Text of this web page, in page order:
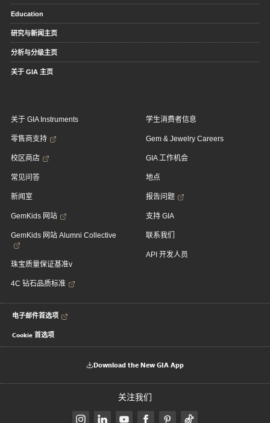
Education
研究与新闻主页
分析与分级主页
关于 GIA 主页
关于 GIA Instruments
零售商支持
校区商店
常见问答
新闻室
GemKids 网站
GemKids 网站 Alumni Collective
珠宝质量保证基准v
4C 钻石品质标准
学生消费者信息
Gem & Jewelry Careers
GIA 工作机会
地点
报告问题
支持 GIA
联系我们
API 开发人员
电子邮件首选项
Cookie 首选项
Download the New GIA App
关注我们